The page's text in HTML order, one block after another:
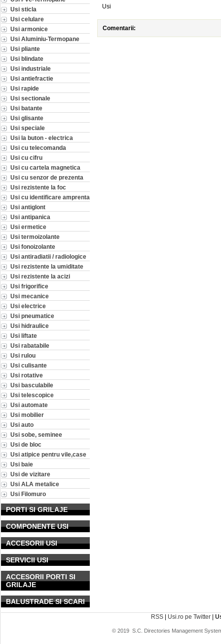
Usi sticla
Usi celulare
Usi armonice
Usi Aluminiu-Termopane
Usi pliante
Usi blindate
Usi industriale
Usi antiefractie
Usi rapide
Usi sectionale
Usi batante
Usi glisante
Usi speciale
Usi la buton - electrica
Usi cu telecomanda
Usi cu cifru
Usi cu cartela magnetica
Usi cu senzor de prezenta
Usi rezistente la foc
Usi cu identificare amprenta
Usi antiglont
Usi antipanica
Usi ermetice
Usi termoizolante
Usi fonoizolante
Usi antiradiatii / radiologice
Usi rezistente la umiditate
Usi rezistente la acizi
Usi frigorifice
Usi mecanice
Usi electrice
Usi pneumatice
Usi hidraulice
Usi liftate
Usi rabatabile
Usi rulou
Usi culisante
Usi rotative
Usi basculabile
Usi telescopice
Usi automate
Usi mobilier
Usi auto
Usi sobe, seminee
Usi de bloc
Usi atipice pentru vile,case
Usi baie
Usi de vizitare
Usi ALA metalice
Usi Filomuro
PORTI SI GRILAJE
COMPONENTE USI
ACCESORII USI
SERVICII USI
ACCESORII PORTI SI
GRILAJE
BALUSTRADE SI SCARI
Usi
Comentarii:
RSS | Usi.ro pe Twitter |
© 2019 S.C. Directories Management